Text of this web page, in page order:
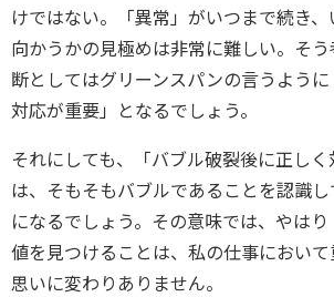
けではない。「異常」がいつまで続き
向かうかの見極めは非常に難しい。そ
断としてはグリーンスパンの言うよう
対応が重要」となるでしょう。
それにしても、「バブル破裂後に正しく
は、そもそもバブルであることを認識
になるでしょう。その意味では、やは
値を見つけることは、私の仕事におい
思いに変わりありません。